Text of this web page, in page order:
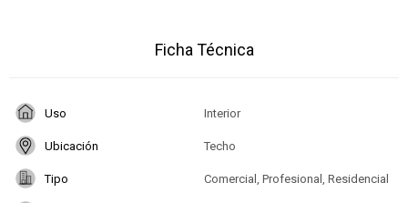
Ficha Técnica
Uso Interior
Ubicación Techo
Tipo Comercial, Profesional, Residencial